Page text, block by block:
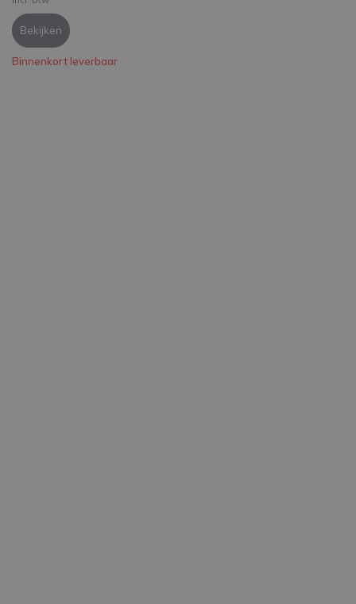
Bekijken
Binnenkort leverbaar